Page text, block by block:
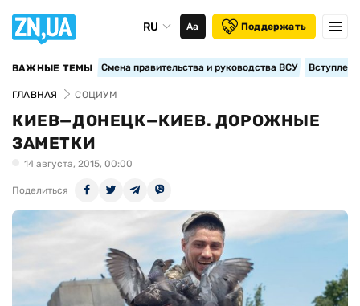
RU Аа Поддержать
ВАЖНЫЕ ТЕМЫ Смена правительства и руководства ВСУ
ГЛАВНАЯ СОЦИУМ
КИЕВ—ДОНЕЦК—КИЕВ. ДОРОЖНЫЕ
ЗАМЕТКИ
14 августа, 2015, 00:00
Поделиться